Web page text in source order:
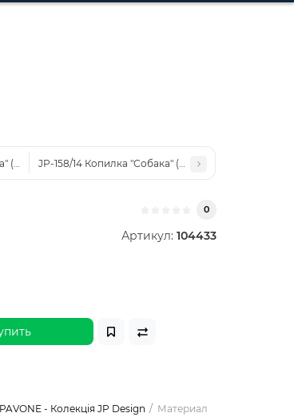
(Pavone)JP-158/14 Копилка "Собака" (Pavone)
0
Артикул: 104433
PAVONE - Колекція JP Design
Материал